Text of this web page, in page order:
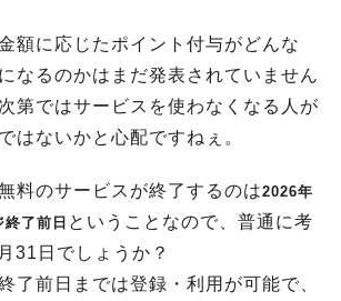
額に応じたポイント付与がどんな
なるのかはまだ発表されていません
第ではサービスを使わなくなる人が
はないかと心配ですねぇ。
料のサービスが終了するのは2026年
了前日 ということなので、普通に考
31日でしょうか？
了前日までは登録・利用が可能で、